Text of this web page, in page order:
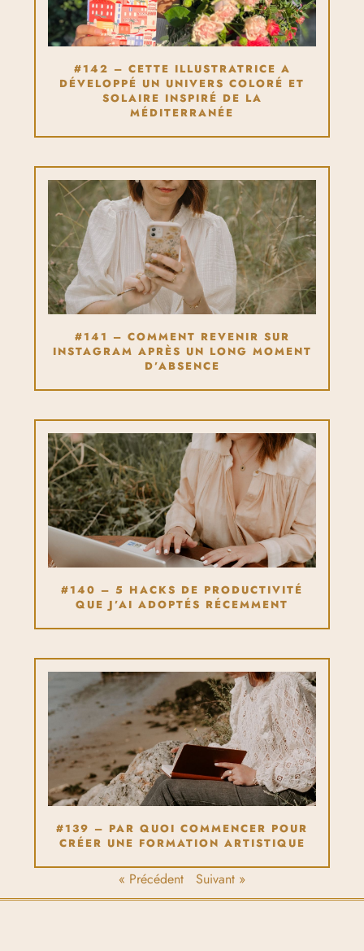
#142 – CETTE ILLUSTRATRICE A
DÉVELOPPÉ UN UNIVERS COLORÉ ET
SOLAIRE INSPIRÉ DE LA
MÉDITERRANÉE
#141 – COMMENT REVENIR SUR
INSTAGRAM APRÈS UN LONG MOMENT
D’ABSENCE
#140 – 5 HACKS DE PRODUCTIVITÉ
QUE J’AI ADOPTÉS RÉCEMMENT
#139 – PAR QUOI COMMENCER POUR
CRÉER UNE FORMATION ARTISTIQUE
« Précédent Suivant »